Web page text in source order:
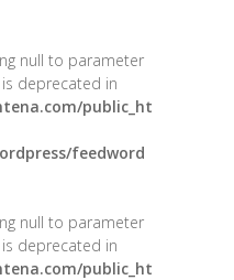
null to parameter
deprecated in
public_ht
feedword
null to parameter
deprecated in
public_ht